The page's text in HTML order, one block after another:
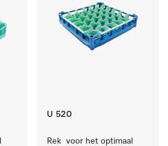
U 520
Rek  voor het optimaal